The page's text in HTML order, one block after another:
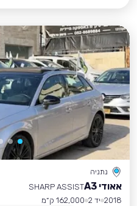
נתניה
אאודי A3
SHARP ASSIST
2018 יד 2
162,000 ק״מ